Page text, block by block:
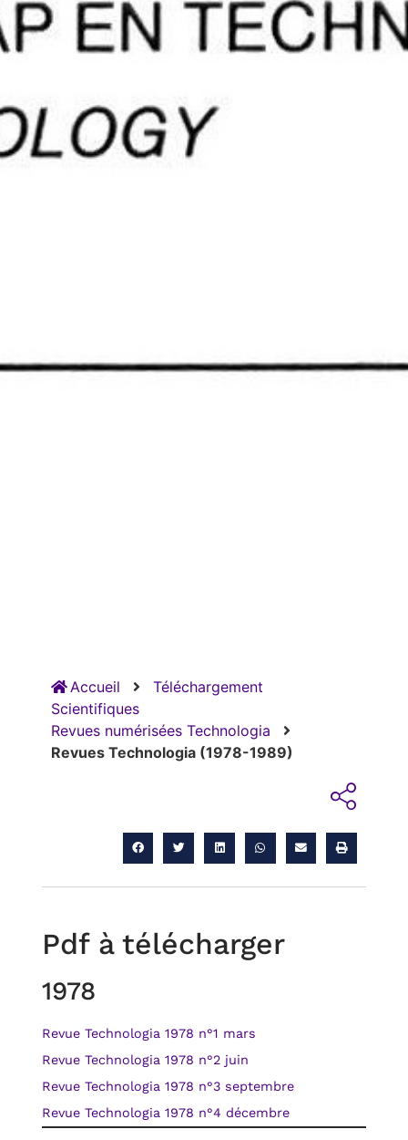
Accueil
Téléchargement
Scientifiques
Revues numérisées Technologia
Revues Technologia (1978-1989)
Pdf à télécharger
1978
Revue Technologia 1978 n°1 mars
Revue Technologia 1978 n°2 juin
Revue Technologia 1978 n°3 septembre
Revue Technologia 1978 n°4 décembre